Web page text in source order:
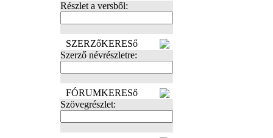
Részlet a versből:
SZERZőKERESő
Szerző névrészletre:
FÓRUMKERESő
Szövegrészlet: